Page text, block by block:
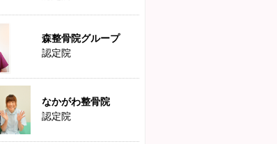
森整骨院グループ
認定院
なかがわ整骨院
認定院